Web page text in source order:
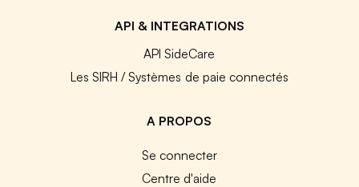
API & INTEGRATIONS
API SideCare
Les SIRH / Systèmes de paie connectés
A PROPOS
Se connecter
Centre d'aide